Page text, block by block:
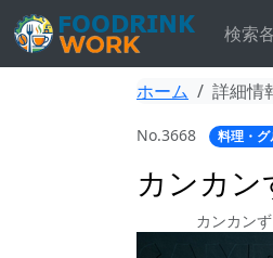
検索
ホーム 詳細情
No.3668 料理・グ
カンカン
カンカン